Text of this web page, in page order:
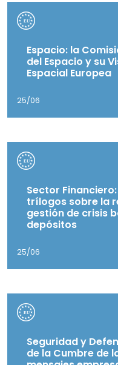
Espacio: la
del Espacio y su
Espacial Europea
25/06
Sector
trílogos sobre la
gestión de crisis
depósitos
25/06
Seguridad y
de la Cumbre de